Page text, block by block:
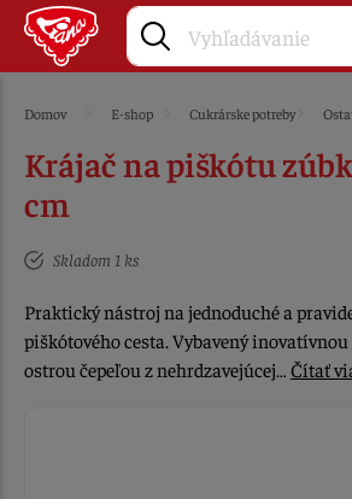
Domov E-shop Cukrárske potreby
Krájač na piškótu
cm
Skladom 1 ks
Praktický nástroj na jednoduché a
piškótového cesta. Vybavený
ostrou čepeľou z nehrdzavejúcej… Čítať